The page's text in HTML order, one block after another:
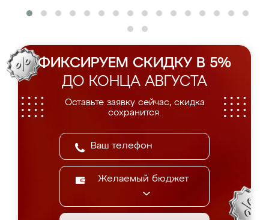
ФИКСИРУЕМ СКИДКУ В 5%
ДО КОНЦА АВГУСТА
Оставьте заявку сейчас, скидка
сохранится.
Желаемый бюджет